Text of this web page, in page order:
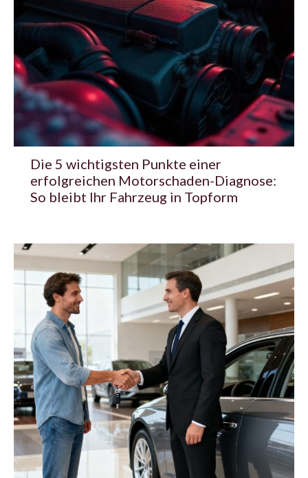
Die 5 wichtigsten Punkte einer
erfolgreichen Motorschaden-Diagnose:
So bleibt Ihr Fahrzeug in Topform